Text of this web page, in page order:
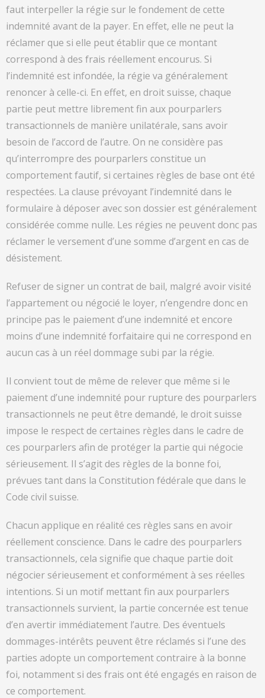
faut interpeller la régie sur le fondement de cette
indemnité avant de la payer. En effet, elle ne peut la
réclamer que si elle peut établir que ce montant
correspond à des frais réellement encourus. Si
l’indemnité est infondée, la régie va généralement
renoncer à celle-ci. En effet, en droit suisse, chaque
partie peut mettre librement fin aux pourparlers
transactionnels de manière unilatérale, sans avoir
besoin de l’accord de l’autre. On ne considère pas
qu’interrompre des pourparlers constitue un
comportement fautif, si certaines règles de base ont été
respectées. La clause prévoyant l’indemnité dans le
formulaire à déposer avec son dossier est généralement
considérée comme nulle. Les régies ne peuvent donc pas
réclamer le versement d’une somme d’argent en cas de
désistement.
Refuser de signer un contrat de bail, malgré avoir visité
l’appartement ou négocié le loyer, n’engendre donc en
principe pas le paiement d’une indemnité et encore
moins d’une indemnité forfaitaire qui ne correspond en
aucun cas à un réel dommage subi par la régie.
Il convient tout de même de relever que même si le
paiement d’une indemnité pour rupture des pourparlers
transactionnels ne peut être demandé, le droit suisse
impose le respect de certaines règles dans le cadre de
ces pourparlers afin de protéger la partie qui négocie
sérieusement. Il s’agit des règles de la bonne foi,
prévues tant dans la Constitution fédérale que dans le
Code civil suisse.
Chacun applique en réalité ces règles sans en avoir
réellement conscience. Dans le cadre des pourparlers
transactionnels, cela signifie que chaque partie doit
négocier sérieusement et conformément à ses réelles
intentions. Si un motif mettant fin aux pourparlers
transactionnels survient, la partie concernée est tenue
d’en avertir immédiatement l’autre. Des éventuels
dommages-intérêts peuvent être réclamés si l’une des
parties adopte un comportement contraire à la bonne
foi, notamment si des frais ont été engagés en raison de
ce comportement.